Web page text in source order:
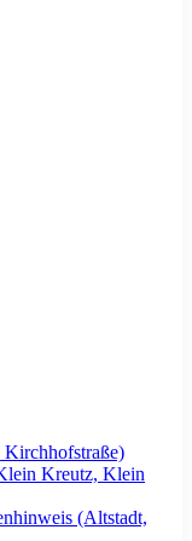
Kirchhofstraße)
Kreutz, Klein
(Altstadt,